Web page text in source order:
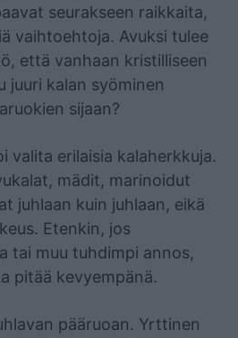
seurakseen raikkaita,
vaihtoehtoja. Avuksi tulee
että vanhaan kristilliseen
juuri kalan syöminen
sijaan?
valita erilaisia kalaherkkuja.
mädit, marinoidut
juhlaan kuin juhlaan, eikä
Etenkin, jos
tai muu tuhdimpi annos,
pitää kevyempänä.
pääruoan. Yrttinen